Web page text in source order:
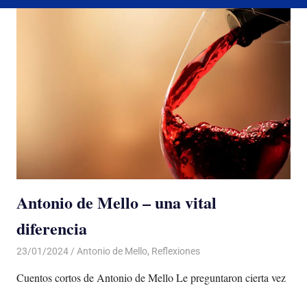
Antonio de Mello – una vital
diferencia
23/01/2024 De todo un Poco
Antonio de Mello, Reflexiones
Cuentos cortos de Antonio de Mello Le preguntaron cierta vez